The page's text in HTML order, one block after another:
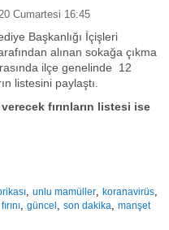
Cumartesi 16:45
Başkanlığı İçişleri
alınan sokağa çıkma
ilçe genelinde 12
listesini paylaştı.
fırınların listesi ise
,unlu mamüller,koranavirüs,
, güncel , son dakika, manşet